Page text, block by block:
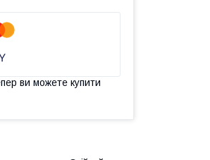
ви можете купити